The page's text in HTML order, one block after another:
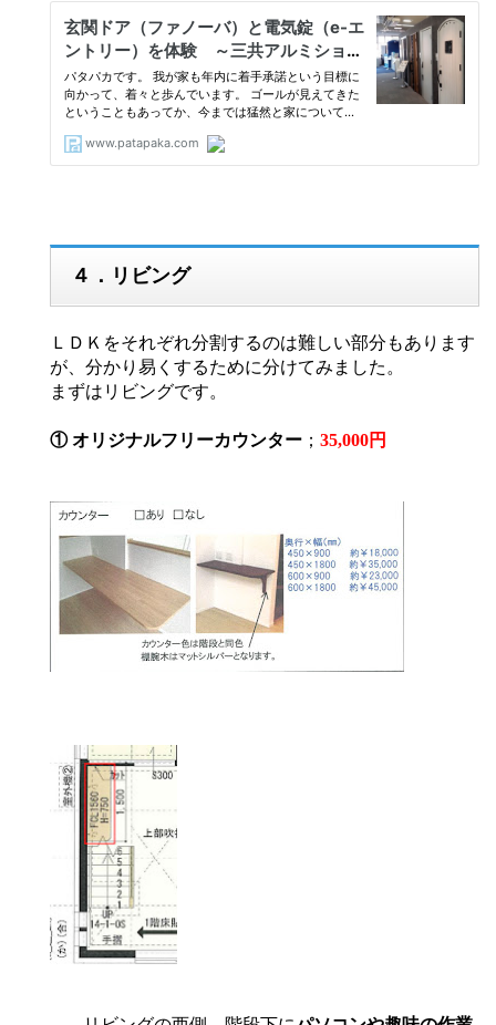
４．リビング
ＬＤＫをそれぞれ分割するのは難しい部分もあります
が、分かり易くするために分けてみました。
まずはリビングです。
① オリジナルフリーカウンター ； 35,000円